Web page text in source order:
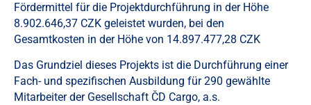
Fördermittel für die Projektdurchführung in der Höhe
8.902.646,37 CZK geleistet wurden, bei den
Gesamtkosten in der Höhe von 14.897.477,28 CZK
Das Grundziel dieses Projekts ist die Durchführung einer
Fach- und spezifischen Ausbildung für 290 gewählte
Mitarbeiter der Gesellschaft ČD Cargo, a.s.